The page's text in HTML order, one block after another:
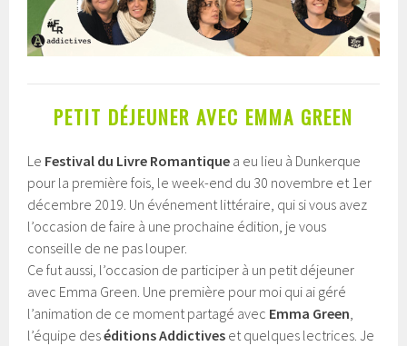
PETIT DÉJEUNER AVEC EMMA GREEN
Le Festival du Livre Romantique a eu lieu à Dunkerque
pour la première fois, le week-end du 30 novembre et 1er
décembre 2019. Un événement littéraire, qui si vous avez
l’occasion de faire à une prochaine édition, je vous
conseille de ne pas louper.
Ce fut aussi, l’occasion de participer à un petit déjeuner
avec Emma Green. Une première pour moi qui ai géré
l’animation de ce moment partagé avec Emma Green
l’équipe deséditions Addictives et quelques lectrices. Je